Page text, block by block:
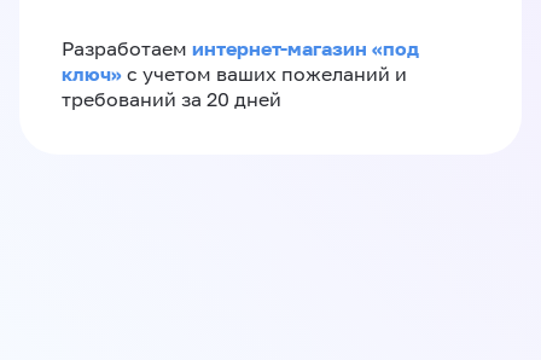
Разработаем интернет-магазин «‎под
ключ»‎ с учетом ваших пожеланий и
требований за 20 дней